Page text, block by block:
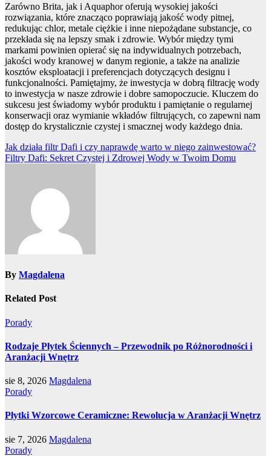
Zarówno Brita, jak i Aquaphor oferują wysokiej jakości
rozwiązania, które znacząco poprawiają jakość wody pitnej,
redukując chlor, metale ciężkie i inne niepożądane substancje, co
przekłada się na lepszy smak i zdrowie. Wybór między tymi
markami powinien opierać się na indywidualnych potrzebach,
jakości wody kranowej w danym regionie, a także na analizie
kosztów eksploatacji i preferencjach dotyczących designu i
funkcjonalności. Pamiętajmy, że inwestycja w dobrą filtrację wody
to inwestycja w nasze zdrowie i dobre samopoczucie. Kluczem do
sukcesu jest świadomy wybór produktu i pamiętanie o regularnej
konserwacji oraz wymianie wkładów filtrujących, co zapewni nam
dostęp do krystalicznie czystej i smacznej wody każdego dnia.
Nawigacja
wpisu
Jak działa filtr Dafi i czy naprawdę warto w niego zainwestować?
Filtry Dafi: Sekret Czystej i Zdrowej Wody w Twoim Domu
By Magdalena
Related Post
Porady
Rodzaje Płytek Ściennych – Przewodnik po Różnorodności i
Aranżacji Wnętrz
sie 8, 2026 Magdalena
Porady
Płytki Wzorcowe Ceramiczne: Rewolucja w Aranżacji Wnętrz
sie 7, 2026 Magdalena
Porady